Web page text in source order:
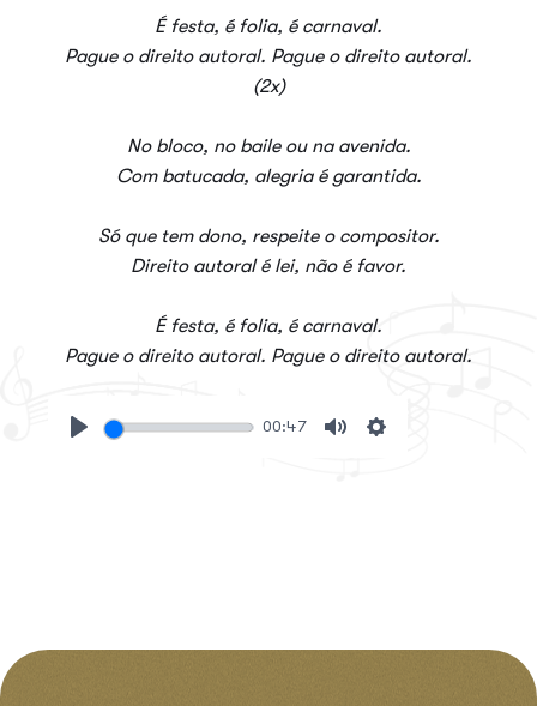
É festa, é folia, é carnaval.
Pague o direito autoral. Pague o direito autoral.
(2x)
No bloco, no baile ou na avenida.
Com batucada, alegria é garantida.
Só que tem dono, respeite o compositor.
Direito autoral é lei, não é favor.
É festa, é folia, é carnaval.
Pague o direito autoral. Pague o direito autoral.
00:47